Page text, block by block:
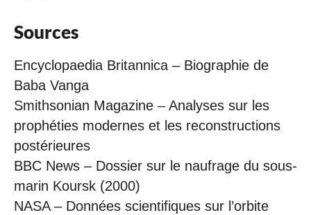
Sources
Encyclopaedia Britannica – Biographie de
Baba Vanga
Smithsonian Magazine – Analyses sur les
prophéties modernes et les reconstructions
postérieures
BBC News – Dossier sur le naufrage du sous-
marin Koursk (2000)
NASA – Données scientifiques sur l’orbite